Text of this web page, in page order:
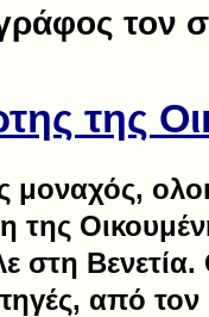
τον
της
της
στη
από